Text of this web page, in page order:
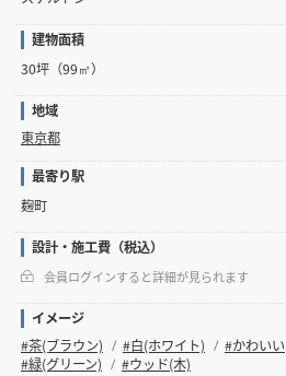
建物面積
30坪（99㎡）
地域
東京都
最寄り駅
麹町
設計・施工費（税込）
会員ログインすると詳細が見られます
イメージ
#茶(ブラウン)
#白(ホワイト) #かわいい
#緑(グリーン)
#ウッド(木)